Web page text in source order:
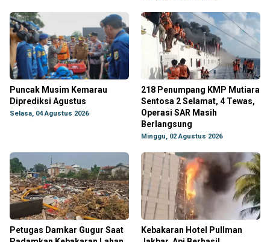
Puncak Musim Kemarau
Diprediksi Agustus
Selasa, 04 Agustus 2026
218 Penumpang KMP Mutiara
Sentosa 2 Selamat, 4 Tewas,
Operasi SAR Masih
Berlangsung
Minggu, 02 Agustus 2026
Petugas Damkar Gugur Saat
Kebakaran Hotel Pullman